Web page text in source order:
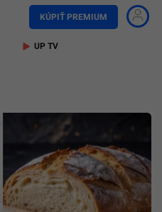
KÚPIŤ PREMIUM
UP TV